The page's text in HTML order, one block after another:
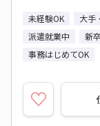
未経験OK 大手
派遣就業中
新
事務はじめてOK